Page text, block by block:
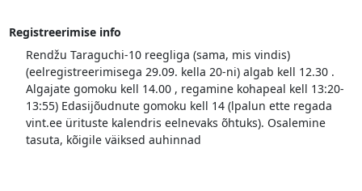
Registreerimise info
Rendžu Taraguchi-10 reegliga (sama, mis vindis)
(eelregistreerimisega 29.09. kella 20-ni) algab kell 12.30 .
Algajate gomoku kell 14.00 , regamine kohapeal kell 13:20-
13:55) Edasijõudnute gomoku kell 14 (lpalun ette regada
vint.ee ürituste kalendris eelnevaks õhtuks). Osalemine
tasuta, kõigile väiksed auhinnad